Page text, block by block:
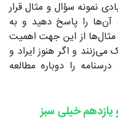
نمونه سؤال و مثال قرار
آن‌ها را پاسخ دهید و به
مثال‌ها از این جهت اهمیت
و اگر هنوز ایراد و
را دوباره مطالعه
خیلی سبز